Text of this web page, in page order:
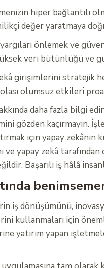
hiper bağlantılı
değer yaratmaya
önlemek ve
veri bütünlüğü ve
girişimlerini stratejik
olumsuz etkileri
daha fazla bilgi
gözden kaçırmayın.
için yapay zekânın
ve yapay zekâ
Başarılı iş hâlâ
iş dönüşümünü,
kullanmaları için
yatırım yapan